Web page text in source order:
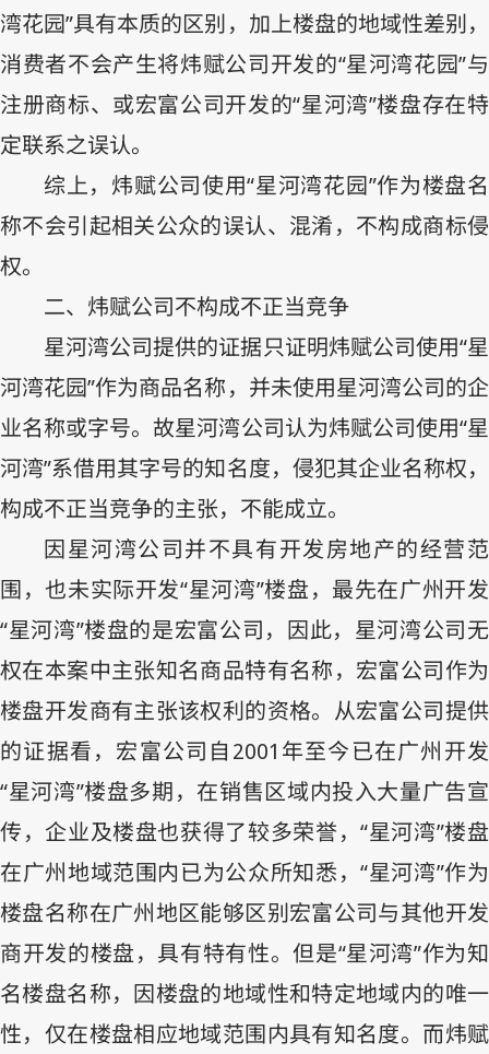
湾花园”具有本质的区别，加上楼盘的地域性差别，
消费者不会产生将炜赋公司开发的“星河湾花园”与
注册商标、或宏富公司开发的“星河湾”楼盘存在特
定联系之误认。
综上，炜赋公司使用“星河湾花园”作为楼盘名
称不会引起相关公众的误认、混淆，不构成商标侵
权。
二、炜赋公司不构成不正当竞争
星河湾公司提供的证据只证明炜赋公司使用“星
河湾花园”作为商品名称，并未使用星河湾公司的企
业名称或字号。故星河湾公司认为炜赋公司使用“星
河湾”系借用其字号的知名度，侵犯其企业名称权，
构成不正当竞争的主张，不能成立。
因星河湾公司并不具有开发房地产的经营范
围，也未实际开发“星河湾”楼盘，最先在广州开发
“星河湾”楼盘的是宏富公司，因此，星河湾公司无
权在本案中主张知名商品特有名称，宏富公司作为
楼盘开发商有主张该权利的资格。从宏富公司提供
的证据看，宏富公司自 2001 年至今已在广州开发
“星河湾”楼盘多期，在销售区域内投入大量广告宣
传，企业及楼盘也获得了较多荣誉，“星河湾”楼盘
在广州地域范围内已为公众所知悉，“星河湾”作为
楼盘名称在广州地区能够区别宏富公司与其他开发
商开发的楼盘，具有特有性。但是“星河湾”作为知
名楼盘名称，因楼盘的地域性和特定地域内的唯一
性，仅在楼盘相应地域范围内具有知名度。而炜赋